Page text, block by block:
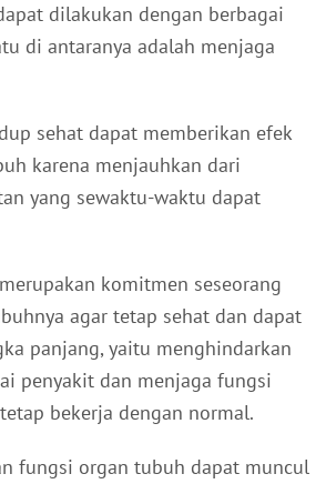
dilakukan dengan berbagai
di antaranya adalah menjaga
sehat dapat memberikan efek
karena menjauhkan dari
yang sewaktu-waktu dapat
komitmen seseorang
agar tetap sehat dan dapat
panjang, yaitu menghindarkan
penyakit dan menjaga fungsi
bekerja dengan normal.
fungsi organ tubuh dapat muncul